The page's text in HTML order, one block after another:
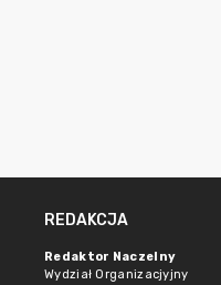
REDAKCJA
Redaktor Naczelny
Wydział Organizacjyjny